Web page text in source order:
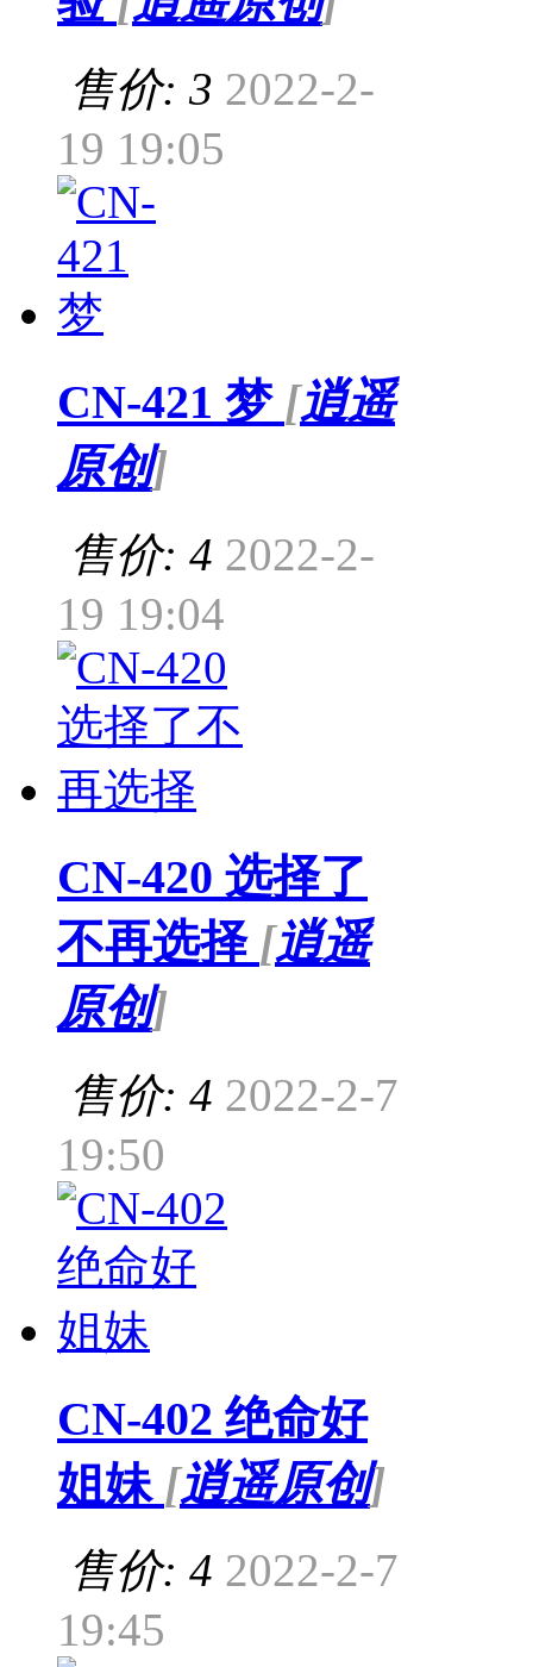
售价: 3 2022-2-
19 19:05
CN-421 梦 [逍遥
原创]
售价: 4 2022-2-
19 19:04
CN-420 选择了
不再选择 [逍遥
原创]
售价: 4 2022-2-7
19:50
CN-402 绝命好
姐妹 [逍遥原创]
售价: 4 2022-2-7
19:45